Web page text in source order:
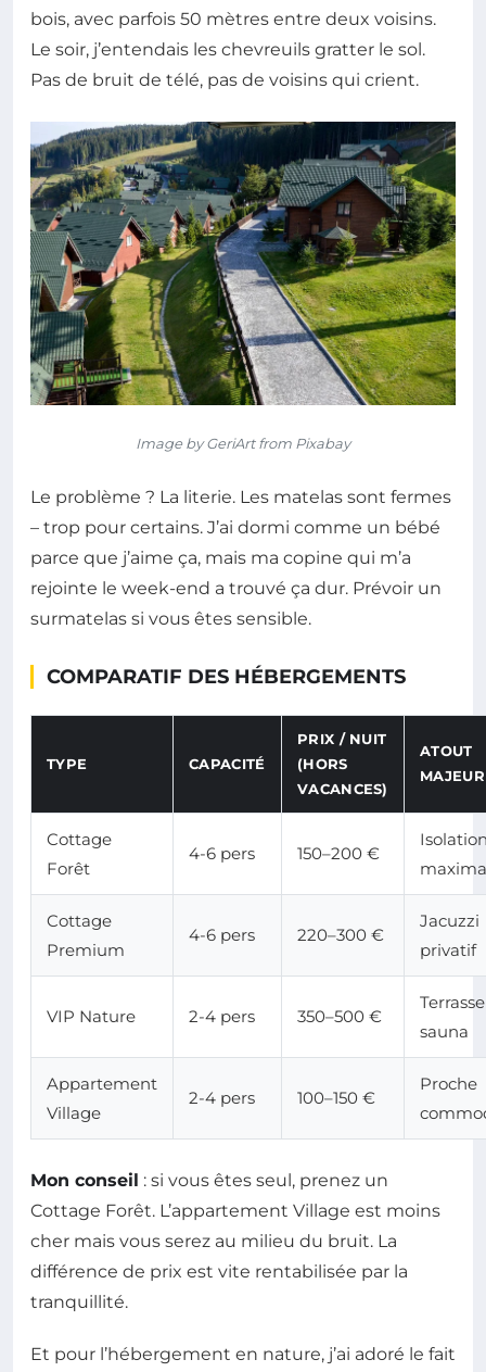
bois, avec parfois 50 mètres entre deux voisins.
Le soir, j’entendais les chevreuils gratter le sol.
Pas de bruit de télé, pas de voisins qui crient.
Image by GeriArt from Pixabay
Le problème ? La literie. Les matelas sont fermes
– trop pour certains. J’ai dormi comme un bébé
parce que j’aime ça, mais ma copine qui m’a
rejointe le week-end a trouvé ça dur. Prévoir un
surmatelas si vous êtes sensible.
COMPARATIF DES HÉBERGEMENTS
TYPE CAPACITÉ
PRIX / NUIT
(HORS
VACANCES)
ATOUT
MAJEUR
Cottage
Forêt
4-6 pers 150–200 €
Cottage
Premium
4-6 pers 220–300 €
Jacuzzi
privatif
VIP Nature 2-4 pers 350–500 €
sauna
Appartement
Village
2-4 pers 100–150 €
Proche
Mon conseil : si vous êtes seul, prenez un
Cottage Forêt. L’appartement Village est moins
cher mais vous serez au milieu du bruit. La
différence de prix est vite rentabilisée par la
tranquillité.
Et pour l’hébergement en nature, j’ai adoré le fait